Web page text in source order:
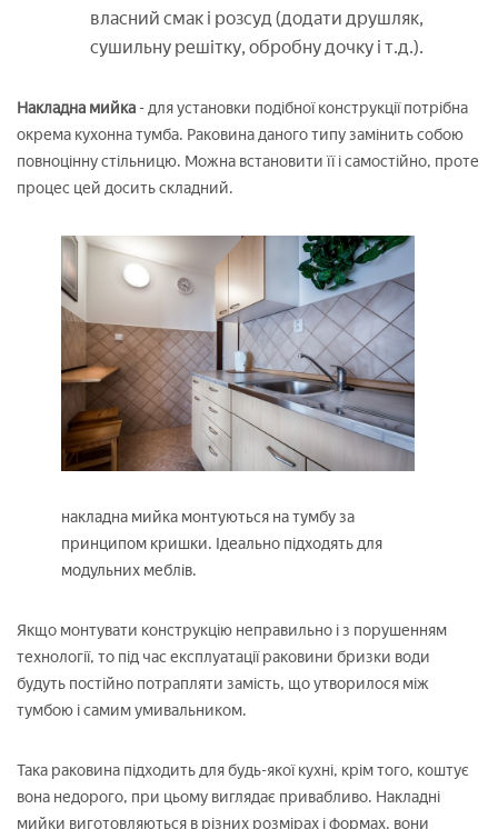
власний смак і розсуд (додати друшляк,
сушильну решітку, обробну дочку і т.д.).
Накладна мийка - для установки подібної конструкції потрібна
окрема кухонна тумба. Раковина даного типу замінить собою
повноцінну стільницю. Можна встановити її і самостійно, проте
процес цей досить складний.
накладна мийка монтуються на тумбу за
принципом кришки. Ідеально підходять для
модульних меблів.
Якщо монтувати конструкцію неправильно і з порушенням
технології, то під час експлуатації раковини бризки води
будуть постійно потрапляти замість, що утворилося між
тумбою і самим умивальником.
Така раковина підходить для будь-якої кухні, крім того, коштує
вона недорого, при цьому виглядає привабливо. Накладні
мийки виготовляються в різних розмірах і формах, вони